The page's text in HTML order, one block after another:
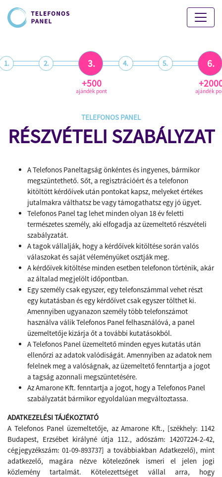
1. 2.
3.
+500
ajándék pont
4. 5.
6.
ajándék
TELEFONOS PANEL
RÉSZVÉTELI SZABÁLYZAT
A Telefonos Paneltagság önkéntes és ingyenes, bármikor
megszüntethető. Sőt, a regisztrációért és a telefonon
kitöltött kérdőívek után pontokat kapsz, melyeket értékes
jutalmakra válthatsz be vagy támogathatsz egy jó ügyet.
Telefonos Panel tag lehet minden olyan 18 év feletti
természetes személy, aki elfogadja az üzemeltető részvételi
szabályzatát.
A tagok vállalják, hogy a kérdőívek kitöltése során valós
válaszokat és saját véleményüket osztják meg.
A kérdőívek kitöltése minden esetben telefonon történik, akár
az általad megjelölt időpontban.
Egy személy csak egyszer, egy telefonszámmal vehet részt
egy kutatásban és egy kérdőívet csak egyszer tölthet ki.
Amennyiben ugyanazon személy több telefonszámot
használva válik Telefonos Panel felhasználóvá, a panel
üzemeltetője kizárja őt a további kutatásokból.
A Telefonos Panel üzemeltető minden egyes kutatás után
ellenőrzi az adatok valódiságát. Amennyiben az adatok nem
felelnek meg a valóságnak, az üzemeltető fenntartja a jogot
a tagság azonnali megszüntetésére.
Az Amarone Kft. fenntartja a jogot, hogy a Telefonos Panel
szabályzatát bármikor egyoldalúan megváltoztassa.
ADATKEZELÉSI TÁJÉKOZTATÓ
A Telefonos Panel üzemeltetője, az Amarone Kft., [székhely: 1142
Budapest, Erzsébet királyné útja 112., adószám: 14207224-2-42,
cégjegyzékszám: 01-09-893737] a továbbiakban Adatkezelő), mint
adatkezelő, magára nézve kötelezőnek ismeri el jelen jogi
közlemény tartalmát. Kötelezettséget vállal arra, hogy